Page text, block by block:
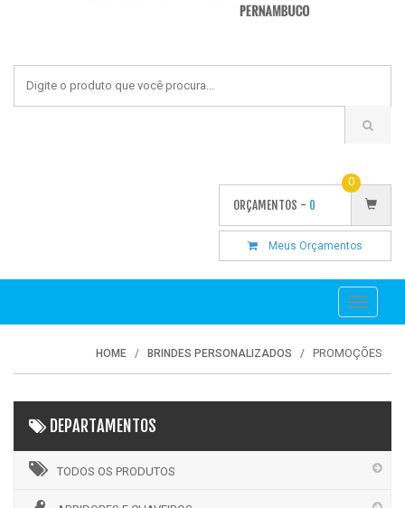
ORÇAMENTOS - 0
0
Meus Orçamentos
Toggle
HOME BRINDES PERSONALIZADOS PROMOÇÕES
DEPARTAMENTOS
TODOS OS PRODUTOS